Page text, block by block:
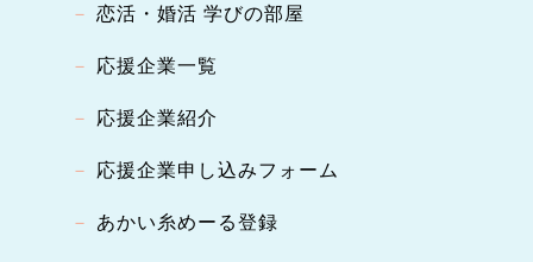
恋活・婚活 学びの部屋
応援企業一覧
応援企業紹介
応援企業申し込みフォーム
あかい糸めーる登録